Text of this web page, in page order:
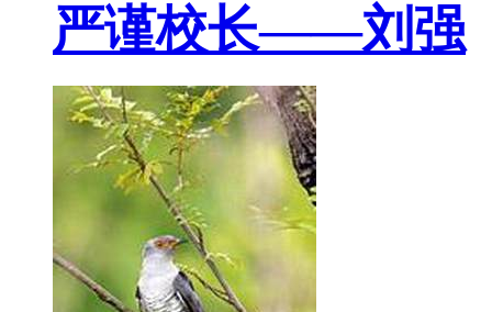
严谨校长——刘强